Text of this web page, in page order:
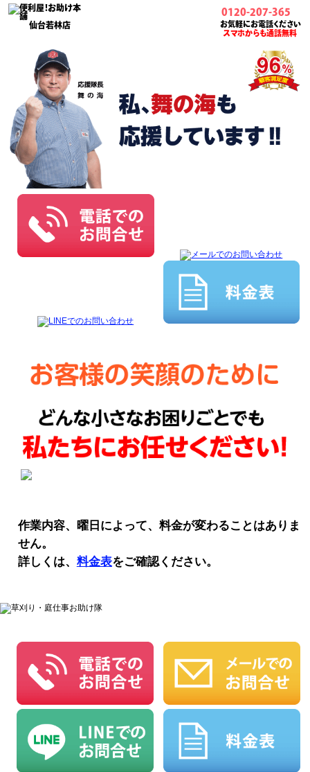
仙台若林店
0120-207-365
お気軽にお電話ください
スマホからも通話無料
作業内容、曜日によって、料金が変わることはありま
せん。
詳しくは、 料金表をご確認ください。